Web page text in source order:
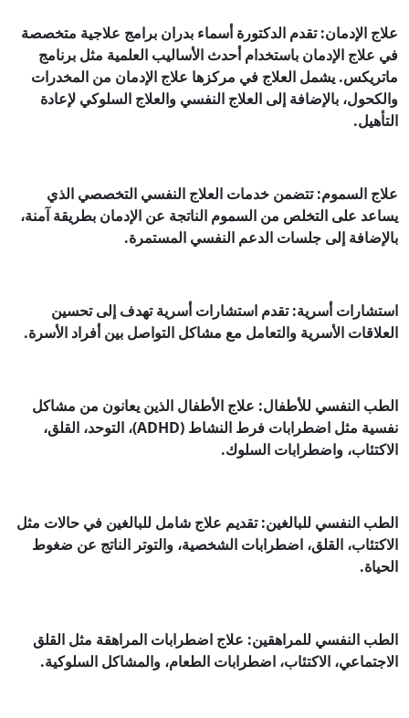
علاج الإدمان: تقدم الدكتورة أسماء بدران برامج علاجية متخصصة
في علاج الإدمان باستخدام أحدث الأساليب العلمية مثل برنامج
ماتريكس. يشمل العلاج في مركزها علاج الإدمان من المخدرات
والكحول، بالإضافة إلى العلاج النفسي والعلاج السلوكي لإعادة
التأهيل.
علاج السموم: تتضمن خدمات العلاج النفسي التخصصي الذي
يساعد على التخلص من السموم الناتجة عن الإدمان بطريقة آمنة،
بالإضافة إلى جلسات الدعم النفسي المستمرة.
استشارات أسرية: تقدم استشارات أسرية تهدف إلى تحسين
العلاقات الأسرية والتعامل مع مشاكل التواصل بين أفراد الأسرة.
الطب النفسي للأطفال: علاج الأطفال الذين يعانون من مشاكل
نفسية مثل اضطرابات فرط النشاط (ADHD)، التوحد، القلق،
الاكتئاب، واضطرابات السلوك.
الطب النفسي للبالغين: تقديم علاج شامل للبالغين في حالات مثل
الاكتئاب، القلق، اضطرابات الشخصية، والتوتر الناتج عن ضغوط
الحياة.
الطب النفسي للمراهقين: علاج اضطرابات المراهقة مثل القلق
الاجتماعي، الاكتئاب، اضطرابات الطعام، والمشاكل السلوكية.